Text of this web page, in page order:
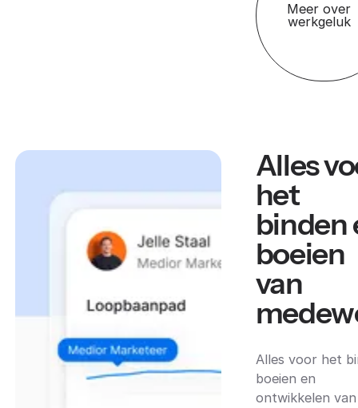
Meer over
werkgeluk
Alles
het
binden
boeien
van
Alles voor het
boeien en
ontwikkelen van